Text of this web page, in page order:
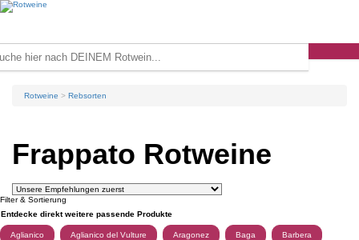
Rotweine Rebsorten
Frappato Rotweine
Filter & Sortierung
Entdecke direkt weitere passende Produkte
Aglianico Aglianico del Vulture Aragonez Baga Barbera